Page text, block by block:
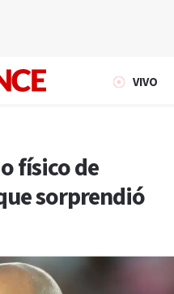
VIVO
físico de
sorprendió